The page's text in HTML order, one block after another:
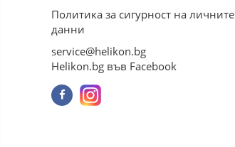
Политика за сигурност на личните
данни
service@helikon.bg
Helikon.bg във Facebook